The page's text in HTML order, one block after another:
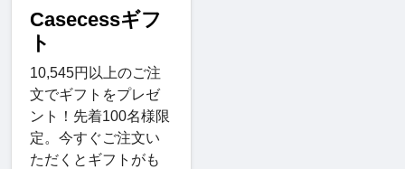
Casecessギフ
ト
10,545円以上のご注
文でギフトをプレゼ
ント！先着100名様限
定。今すぐご注文い
ただくとギフトがも